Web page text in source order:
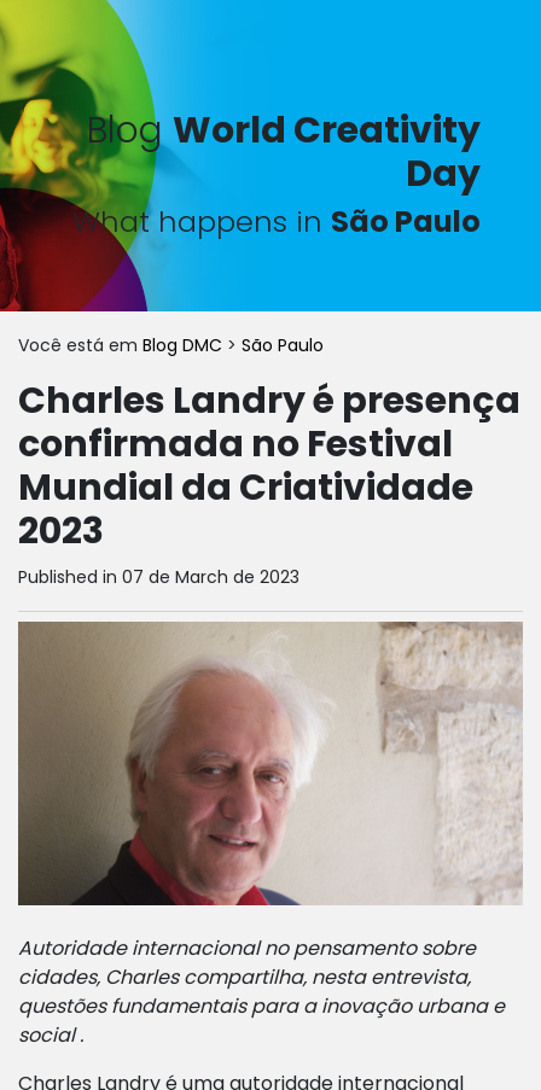
Blog World Creativity
Day
What happens in São Paulo
Você está em Blog DMC > São Paulo
Charles Landry é presença
confirmada no Festival
Mundial da Criatividade
2023
Published in 07 de March de 2023
Autoridade internacional no pensamento sobre
cidades, Charles compartilha, nesta entrevista,
questões fundamentais para a inovação urbana e
social .
Charles Landry é uma autoridade internacional